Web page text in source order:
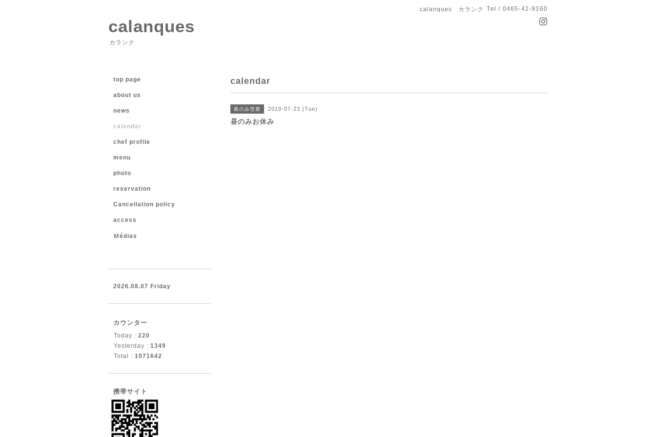
calanques カランク Tel / 0465-42-9360
calanques
カランク
calendar
夜のみ営業 2019-07-23 (Tue)
昼のみお休み
top page
about us
news
calendar
chef profile
menu
photo
reservation
Cancellation policy
access
Ｍédias
2026.08.07 Friday
カウンター
Today : 220
Yesterday : 1349
Total : 1071642
携帯サイト